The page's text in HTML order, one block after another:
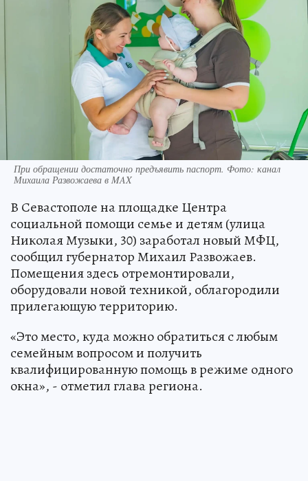
При обращении достаточно предъявить паспорт. Фото: канал
Михаила Развожаева в MAX
В Севастополе на площадке Центра
социальной помощи семье и детям (улица
Николая Музыки, 30) заработал новый МФЦ,
сообщил губернатор Михаил Развожаев.
Помещения здесь отремонтировали,
оборудовали новой техникой, облагородили
прилегающую территорию.
«Это место, куда можно обратиться с любым
семейным вопросом и получить
квалифицированную помощь в режиме одного
окна», - отметил глава региона.